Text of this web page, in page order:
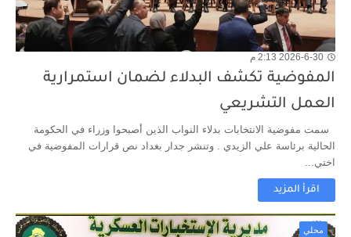
2026-6-30 2:13 م
المفوضية تكشف البدلاء لضمان استمرارية
العمل التشريعي
سمت مفوضية الانتخابات بدلاء النواب الذين أصبحوا وزراء في الحكومة
الحالية برئاسة علي الزيدي . وتنشر جدار بغداد نص قرارات المفوضية في
اختي...
اقرأ المزيد
محلي